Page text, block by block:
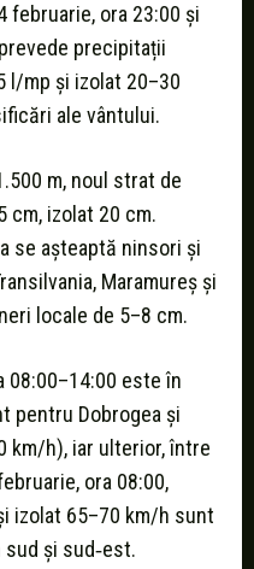
ora 23:00 și
precipitații
l/mp și izolat 20–30
ale vântului.
m, noul strat de
cm, izolat 20 cm.
se așteaptă ninsori și
Maramureș și
locale de 5–8 cm.
08:00–14:00 este în
pentru Dobrogea și
km/h), iar ulterior, între
ora 08:00,
izolat 65–70 km/h sunt
și sud‑est.